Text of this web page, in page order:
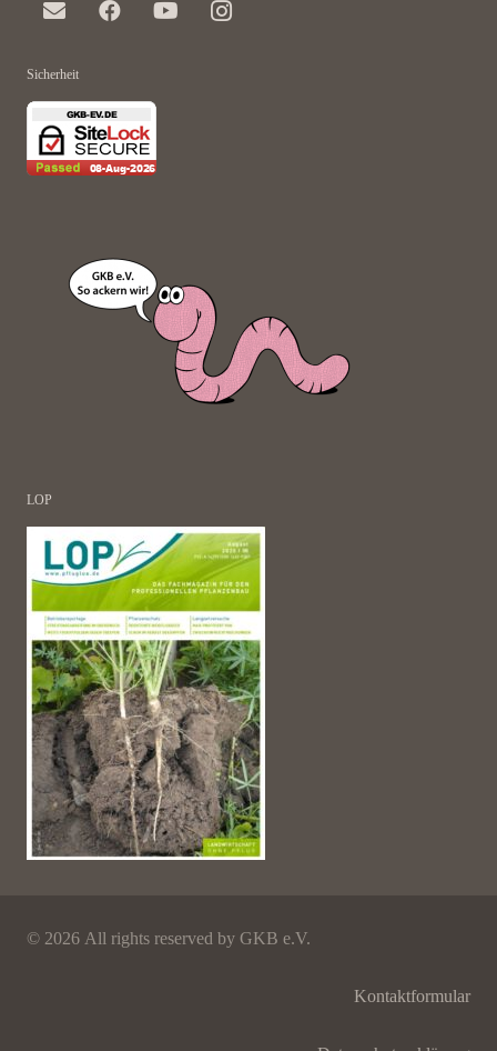
Sicherheit
LOP
©2026 All rights reserved by GKB e.V.
Kontaktformular